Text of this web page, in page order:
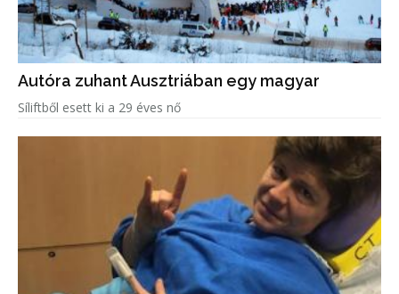
Autóra zuhant Ausztriában egy magyar
Síliftből esett ki a 29 éves nő